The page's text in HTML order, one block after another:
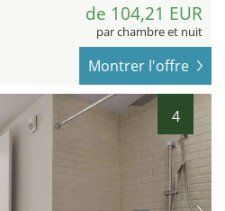
de 104,21 EUR
par chambre et nuit
Montrer l'offre
4